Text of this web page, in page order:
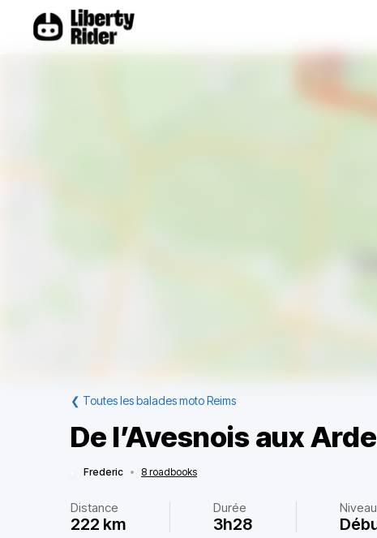
❮ Toutes les balades moto Reims
De l’Avesnois aux
Frederic • 8 roadbooks
Distance
222 km
Durée
3h28
Niveau